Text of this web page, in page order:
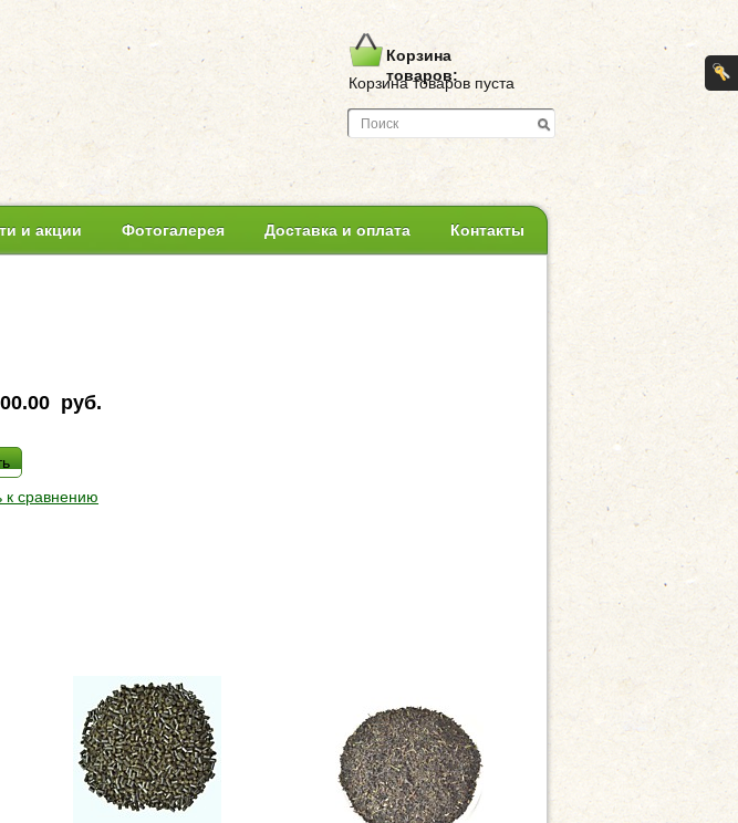
Корзина
товаров:
Корзина товаров пуста
и акции Фотогалерея Доставка и оплата Контакты
руб.
к сравнению